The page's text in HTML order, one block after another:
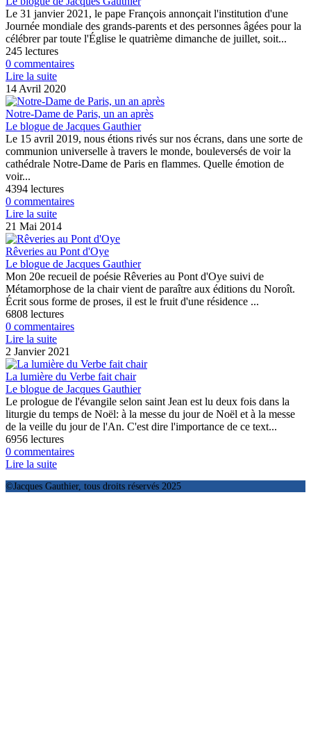
Le 31 janvier 2021, le pape François annonçait l'institution d'une
Journée mondiale des grands-parents et des personnes âgées pour la
célébrer par toute l'Église le quatrième dimanche de juillet, soit...
245 lectures
0 commentaires
Lire la suite
14 Avril 2020
Notre-Dame de Paris, un an après
Le blogue de Jacques Gauthier
Le 15 avril 2019, nous étions rivés sur nos écrans, dans une sorte de
communion universelle à travers le monde, bouleversés de voir la
cathédrale Notre-Dame de Paris en flammes. Quelle émotion de
voir...
4394 lectures
0 commentaires
Lire la suite
21 Mai 2014
Rêveries au Pont d'Oye
Le blogue de Jacques Gauthier
Mon 20e recueil de poésie Rêveries au Pont d'Oye suivi de
Métamorphose de la chair vient de paraître aux éditions du Noroît.
Écrit sous forme de proses, il est le fruit d'une résidence ...
6808 lectures
0 commentaires
Lire la suite
2 Janvier 2021
La lumière du Verbe fait chair
Le blogue de Jacques Gauthier
Le prologue de l'évangile selon saint Jean est lu deux fois dans la
liturgie du temps de Noël: à la messe du jour de Noël et à la messe
de la veille du jour de l'An. C'est dire l'importance de ce text...
6956 lectures
0 commentaires
Lire la suite
©Jacques Gauthier, tous droits réservés 2025